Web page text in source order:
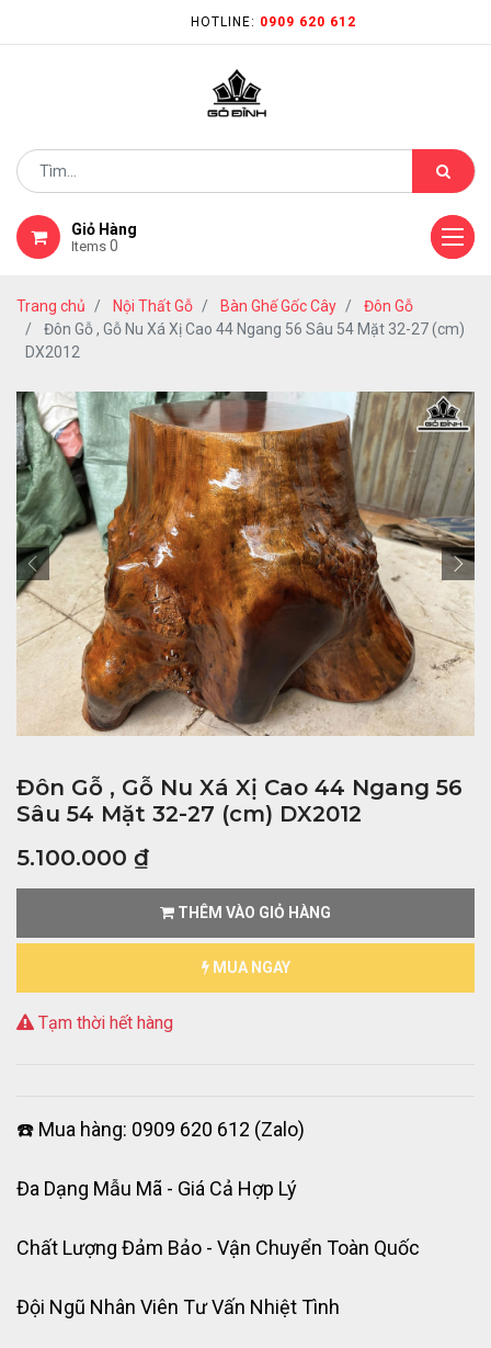
HOTLINE: 0909 620 612
Giỏ Hàng
Items 0
Trang chủ Nội Thất Gỗ Bàn Ghế Gốc Cây
Đôn Gỗ
Đôn Gỗ , Gỗ Nu Xá Xị Cao 44 Ngang 56 Sâu 54 Mặt 32-27 (cm)
DX2012
Đôn Gỗ , Gỗ Nu Xá Xị Cao 44 Ngang 56
Sâu 54 Mặt 32-27 (cm) DX2012
5.100.000 ₫
THÊM VÀO GIỎ HÀNG
MUA NGAY
Tạm thời hết hàng
☎️ Mua hàng: 0909 620 612 (Zalo)
Đa Dạng Mẫu Mã - Giá Cả Hợp Lý
Chất Lượng Đảm Bảo - Vận Chuyển Toàn Quốc
Đội Ngũ Nhân Viên Tư Vấn Nhiệt Tình